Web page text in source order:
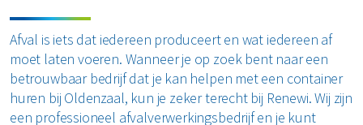
Circulair+Papier en karton
PMD
Puin
Afval is iets dat iedereen produceert en wat iedereen af
moet laten voeren. Wanneer je op zoek bent naar een
betrouwbaar bedrijf dat je kan helpen met een container
huren bij Oldenzaal, kun je zeker terecht bij Renewi. Wij zijn
een professioneel afvalverwerkingsbedrijf en je kunt